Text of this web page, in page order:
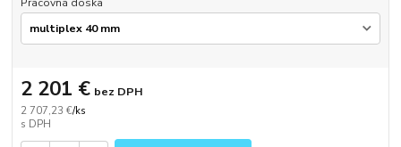
Pracovná doska
2 707,23 €/ks
2 201 € bez DPH